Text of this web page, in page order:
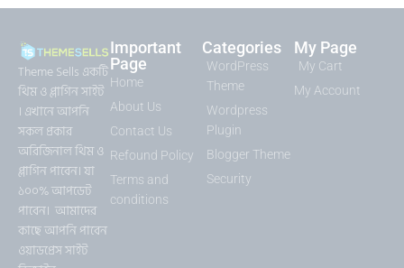
Theme Sells একটি
থিম ও প্লাগিন সাইট
। এখানে আপনি
সকল প্রকার
অরিজিনাল থিম ও
প্লাগিন পাবেন। যা
১০০% আপডেট
পাবেন। আমাদের
কাছে আপনি পাবেন
ওয়াডপ্রেস সাইট
Important
Page
Home
About Us
Contact Us
Refound Policy
Terms and
conditions
Categories
WordPress
Theme
Wordpress
Plugin
Blogger Theme
Security
My Page
My Cart
My Account